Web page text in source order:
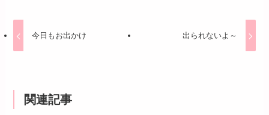
今日もお出かけ 出られないよ～
関連記事